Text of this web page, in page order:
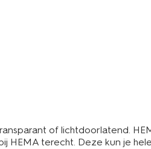
of lichtdoorlatend.
HEMA terecht. Deze kun je